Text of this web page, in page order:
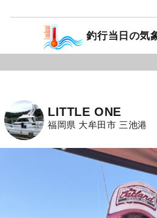
釣行当日の気
LITTLE ONE
福岡県 大牟田市 三池港